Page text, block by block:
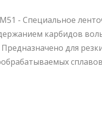
M51 - Специальное
карбидов
Предназначено для